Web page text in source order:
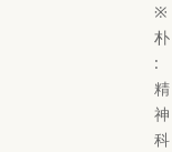
※
朴
:
精
神
科